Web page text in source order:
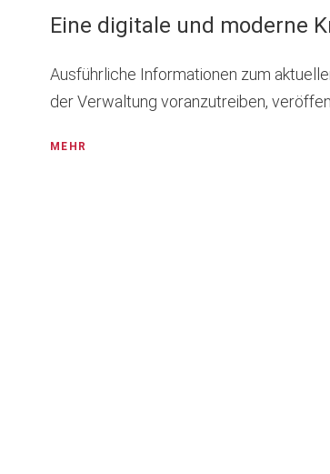
Eine digitale und moderne
Ausführliche Informationen zum
der Verwaltung voranzutreiben,
MEHR